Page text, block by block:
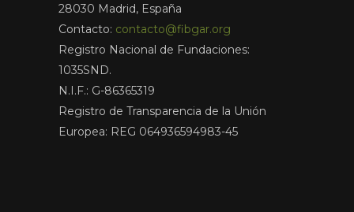
28030 Madrid, España
Contacto: contacto@fibgar.org
Registro Nacional de Fundaciones:
1035SND.
N.I.F.: G-86365319
Registro de Transparencia de la Unión
Europea: REG 064936594983-45